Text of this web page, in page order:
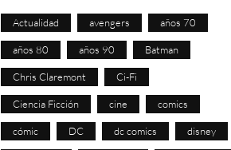
Actualidad avengers años 70
años 80 años 90 Batman
Chris Claremont Ci-Fi
Ciencia Ficción cine comics
cómic DC dc comics disney